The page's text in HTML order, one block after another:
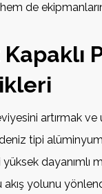
de
Kapaklı
artırmak
tipi
dayanımlı
akış yolunu